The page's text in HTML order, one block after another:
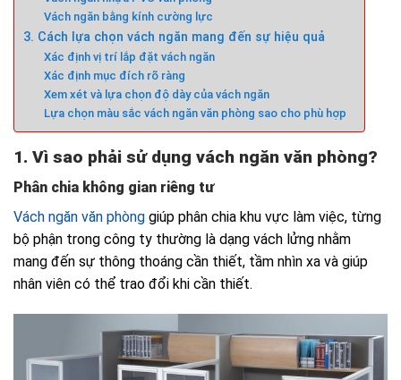
Vách ngăn bằng kính cường lực
3. Cách lựa chọn vách ngăn mang đến sự hiệu quả
Xác định vị trí lắp đặt vách ngăn
Xác định mục đích rõ ràng
Xem xét và lựa chọn độ dày của vách ngăn
Lựa chọn màu sắc vách ngăn văn phòng sao cho phù hợp
1. Vì sao phải sử dụng vách ngăn văn phòng?
Phân chia không gian riêng tư
Vách ngăn văn phòng giúp phân chia khu vực làm việc, từng
bộ phận trong công ty thường là dạng vách lửng nhằm
mang đến sự thông thoáng cần thiết, tầm nhìn xa và giúp
nhân viên có thể trao đổi khi cần thiết.